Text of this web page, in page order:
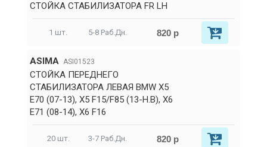
СТОЙКА СТАБИЛИЗАТОРА FR LH
1 шт. 5-8 Раб.Дн. 820 р
ASIMA ASI01523
СТОЙКА ПЕРЕДНЕГО
СТАБИЛИЗАТОРА ЛЕВАЯ BMW X5
E70 (07-13), X5 F15/F85 (13-Н.В), X6
E71 (08-14), X6 F16
20 шт. 3-7 Раб.Дн. 820 р